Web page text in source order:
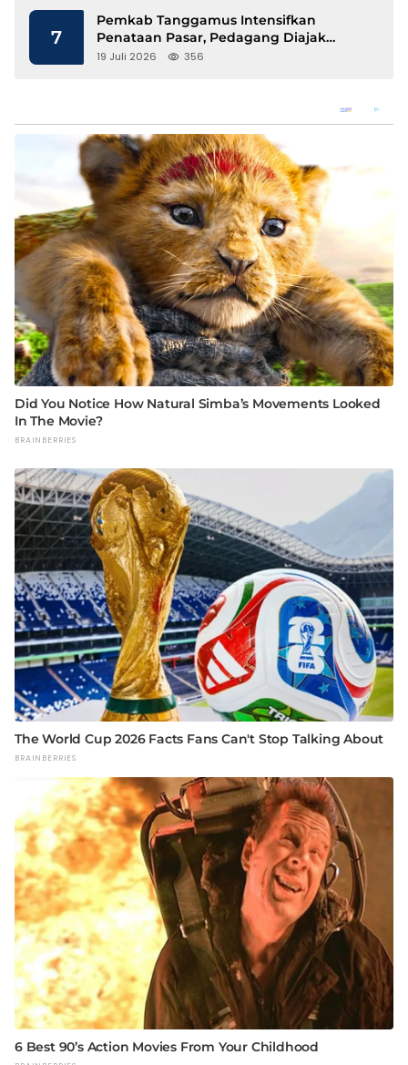
7
Pemkab Tanggamus Intensifkan
Penataan Pasar, Pedagang Diajak
Tempati Pasar Modern Talang Padang
19 Juli 2026 356